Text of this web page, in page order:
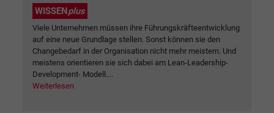
WISSENplus
Viele Unternehmen müssen ihre Führungskräfteentwicklung
auf eine neue Grundlage stellen. Sonst können sie den
Changebedarf in der Organisation nicht mehr meistern. Und
meistens orientieren sie sich dabei am Lean-Leadership-
Development- Modell....
Weiterlesen